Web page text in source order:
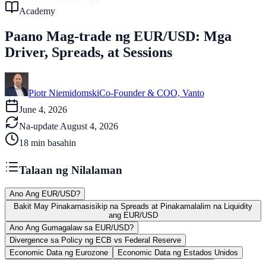
Academy
Paano Mag-trade ng EUR/USD: Mga
Driver, Spreads, at Sessions
Piotr NiemidomskiCo-Founder & COO, Vanto
June 4, 2026
Na-update August 4, 2026
18 min basahin
Talaan ng Nilalaman
Ano Ang EUR/USD?
Bakit May Pinakamasisikip na Spreads at Pinakamalalim na Liquidity
ang EUR/USD
Ano Ang Gumagalaw sa EUR/USD?
Divergence sa Policy ng ECB vs Federal Reserve
Economic Data ng Eurozone
Economic Data ng Estados Unidos